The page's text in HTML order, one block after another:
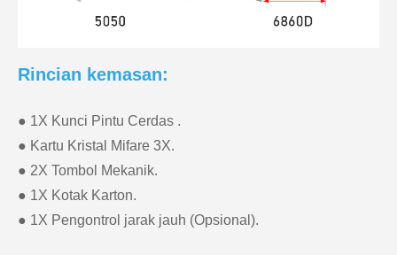
Rincian kemasan:
● 1X Kunci Pintu Cerdas .
● Kartu Kristal Mifare 3X.
● 2X Tombol Mekanik.
● 1X Kotak Karton.
● 1X Pengontrol jarak jauh (Opsional).